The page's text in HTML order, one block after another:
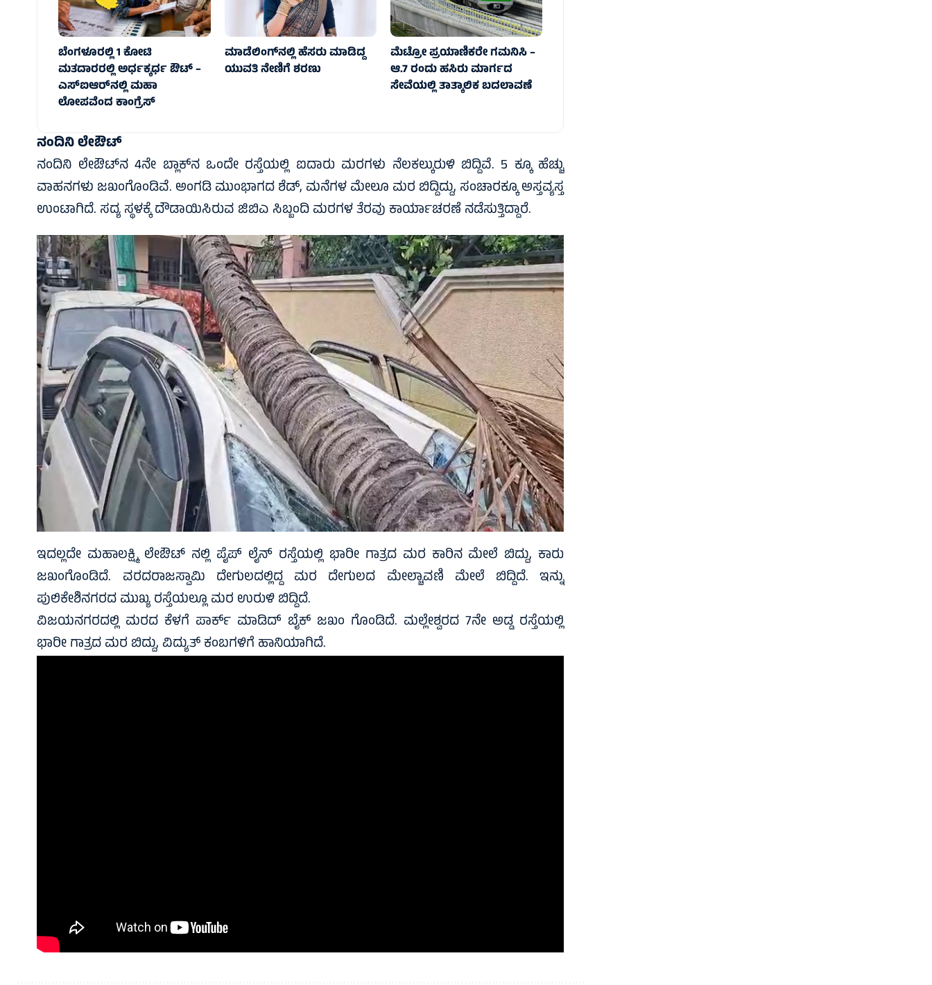
ಬೆಂಗಳೂರಲ್ಲಿ 1 ಕೋಟಿ
ಮತದಾರರಲ್ಲಿ ಅರ್ಧಕ್ಕರ್ಧ ಔಟ್ –
ಎಸ್‌ಐಆರ್‌ನಲ್ಲಿ ಮಹಾ
ಲೋಪವೆಂದ ಕಾಂಗ್ರೆಸ್
ಮಾಡೆಲಿಂಗ್‌ನಲ್ಲಿ ಹೆಸರು ಮಾಡಿದ್ದ
ಯುವತಿ ನೇಣಿಗೆ ಶರಣು
ಮೆಟ್ರೋ ಪ್ರಯಾಣಿಕರೇ ಗಮನಿಸಿ –
ಆ.7 ರಂದು ಹಸಿರು ಮಾರ್ಗದ
ಸೇವೆಯಲ್ಲಿ ತಾತ್ಕಾಲಿಕ ಬದಲಾವಣೆ
ನಂದಿನಿ ಲೇಔಟ್
ನಂದಿನಿ ಲೇಔಟ್‌ನ 4ನೇ ಬ್ಲಾಕ್‌ನ ಒಂದೇ ರಸ್ತೆಯಲ್ಲಿ ಐದಾರು ಮರಗಳು ನೆಲಕಲ್ಕುರುಳಿ ಬಿದ್ದಿವೆ. 5 ಕ್ಕೂ ಹೆಚ್ಚು
ವಾಹನಗಳು ಜಖಂಗೊಂಡಿವೆ. ಅಂಗಡಿ ಮುಂಭಾಗದ ಶೆಡ್, ಮನೆಗಳ ಮೇಲೂ ಮರ ಬಿದ್ದಿದ್ದು, ಸಂಚಾರಕ್ಕೂ ಅಸ್ತವ್ಯಸ್ತ
ಉಂಟಾಗಿದೆ. ಸದ್ಯ ಸ್ಥಳಕ್ಕೆ ದೌಡಾಯಿಸಿರುವ ಜಿಬಿಎ ಸಿಬ್ಬಂದಿ ಮರಗಳ ತೆರವು ಕಾರ್ಯಾಚರಣೆ ನಡೆಸುತ್ತಿದ್ದಾರೆ.
ಇದಲ್ಲದೇ ಮಹಾಲಕ್ಷ್ಮಿ ಲೇಔಟ್ ನಲ್ಲಿ ಪೈಪ್ ಲೈನ್ ರಸ್ತೆಯಲ್ಲಿ ಭಾರೀ ಗಾತ್ರದ ಮರ ಕಾರಿನ ಮೇಲೆ ಬಿದ್ದು, ಕಾರು
ಜಖಂಗೊಂಡಿದೆ. ವರದರಾಜಸ್ವಾಮಿ ದೇಗುಲದಲ್ಲಿದ್ದ ಮರ ದೇಗುಲದ ಮೇಲ್ಚಾವಣಿ ಮೇಲೆ ಬಿದ್ದಿದೆ. ಇನ್ನು
ಪುಲಿಕೇಶಿನಗರದ ಮುಖ್ಯ ರಸ್ತೆಯಲ್ಲೂ ಮರ ಉರುಳಿ ಬಿದ್ದಿದೆ.
ವಿಜಯನಗರದಲ್ಲಿ ಮರದ ಕೆಳಗೆ ಪಾರ್ಕ್‌ ಮಾಡಿದ್‌ ಬೈಕ್‌ ಜಖಂ ಗೊಂಡಿದೆ. ಮಲ್ಲೇಶ್ವರದ 7ನೇ ಅಡ್ಡ ರಸ್ತೆಯಲ್ಲಿ
ಭಾರೀ ಗಾತ್ರದ ಮರ ಬಿದ್ದು, ವಿದ್ಯುತ್‌ ಕಂಬಗಳಿಗೆ ಹಾನಿಯಾಗಿದೆ.